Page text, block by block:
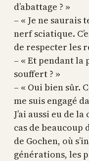
d’abattage ? »
– « Je ne saurais
nerf sciatique.
de respecter les
– « Et pendant la
souffert ? »
– « Oui bien sûr.
me suis engagé
J’ai aussi eu de
cas de beaucoup
de Gochen, où
générations, les